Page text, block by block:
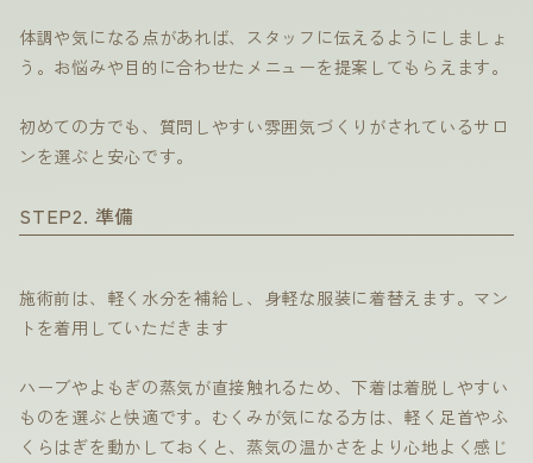
体調や気になる点があれば、スタッフに伝えるようにしましょ
う。お悩みや目的に合わせたメニューを提案してもらえます。
初めての方でも、質問しやすい雰囲気づくりがされているサロ
ンを選ぶと安心です。
STEP2. 準備
施術前は、軽く水分を補給し、身軽な服装に着替えます。マン
トを着用していただきます
ハーブやよもぎの蒸気が直接触れるため、下着は着脱しやすい
ものを選ぶと快適です。むくみが気になる方は、軽く足首やふ
くらはぎを動かしておくと、蒸気の温かさをより心地よく感じ